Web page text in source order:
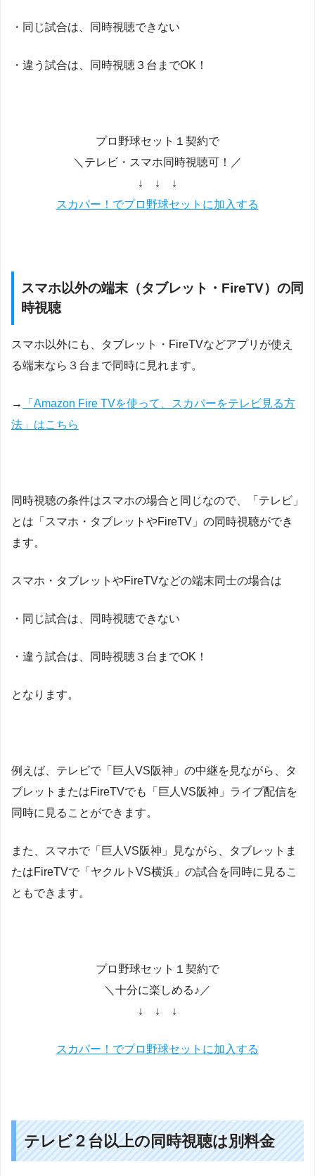
・同じ試合は、同時視聴できない
・違う試合は、同時視聴３台までOK！
プロ野球セット１契約で
＼テレビ・スマホ同時視聴可！／
↓ ↓ ↓
スカパー！でプロ野球セットに加入する
スマホ以外の端末（タブレット・FireTV）の同
時視聴
スマホ以外にも、タブレット・FireTVなどアプリが使え
る端末なら３台まで同時に見れます。
→
「Amazon Fire TVを使って、スカパーをテレビ見る方
法」はこちら
同時視聴の条件はスマホの場合と同じなので、「テレビ」
とは「スマホ・タブレットやFireTV」の同時視聴ができ
ます。
スマホ・タブレットやFireTVなどの端末同士の場合は
・同じ試合は、同時視聴できない
・違う試合は、同時視聴３台までOK！
となります。
例えば、テレビで「巨人VS阪神」の中継を見ながら、タ
ブレットまたはFireTVでも「巨人VS阪神」ライブ配信を
同時に見ることができます。
また、スマホで「巨人VS阪神」見ながら、タブレットま
たはFireTVで「ヤクルトVS横浜」の試合を同時に見るこ
ともできます。
プロ野球セット１契約で
＼十分に楽しめる♪／
↓ ↓ ↓
スカパー！でプロ野球セットに加入する
テレビ２台以上の同時視聴は別料金